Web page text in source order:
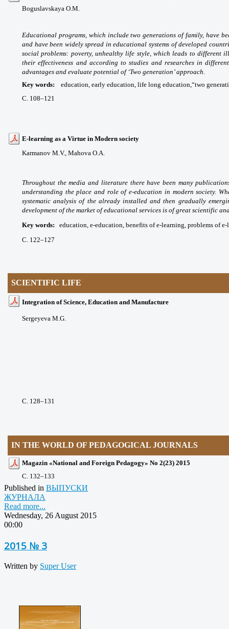
Boguslavskaya O.M.
Educational programs, which include two generations of family, have
and have been widely spread in educational systems of developed
social problems: poverty, unhealthy life style, which leads to different
their effectiveness and according to studies and researches in
advantages and evaluate potential of ‘Two generation’ approach.
Key words: education, early education, life long education,“two
С. 108–121
E-learning as a Virtue in Modern society
Karmanov M.V., Mahova O.A.
Throughout the media and literature there have been many
understanding the place and role of e-education in modern society.
systematic analysis of the already installed and then gradually
development of the market of educational services is of great scientific
Key words: education, e-education, benefits of e-learning, problems of
С. 122–127
SCIENTIFIC LIFE
Integration of Science, Education and Manufacture
Sergeyeva M.G.
С. 128–131
IN THE WORLD OF PEDAGOGICAL JOURNALS
Magazin «National and Foreign Pedagogy» No 2(23) 2015
С. 132–133
Published in ВЫПУСКИ
ЖУРНАЛА
Read more...
Wednesday, 26 August 2015
00:00
2015 № 3
Written by Super User